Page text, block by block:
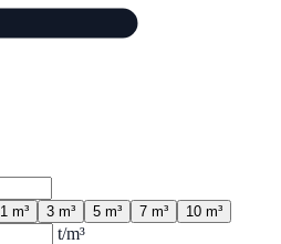
1 m³ 3 m³ 5 m³ 7 m³ 10 m³
t/m³